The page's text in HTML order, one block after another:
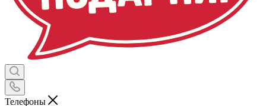
Телефоны